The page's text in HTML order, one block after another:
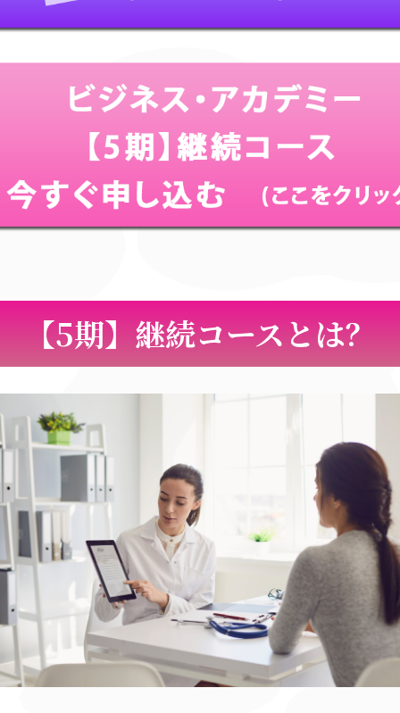
【5期】継続コースとは？